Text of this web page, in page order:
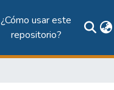
¿Cómo usar este
repositorio?